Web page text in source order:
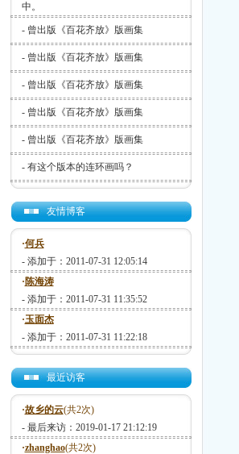
中。
- 曾出版《百花齐放》版画集
- 曾出版《百花齐放》版画集
- 曾出版《百花齐放》版画集
- 曾出版《百花齐放》版画集
- 曾出版《百花齐放》版画集
- 有这个版本的连环画吗？
友情博客
·何兵
- 添加于：2011-07-31 12:05:14
· 陈海涛
- 添加于：2011-07-31 11:35:52
·玉面杰
- 添加于：2011-07-31 11:22:18
最近访客
·故乡的云(共2次)
- 最后来访：2019-01-17 21:12:19
·zhanghao(共2次)